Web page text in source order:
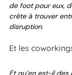
de foot pour eux,
crête à trouver
disruption.
Et les
Et qu’en est-il